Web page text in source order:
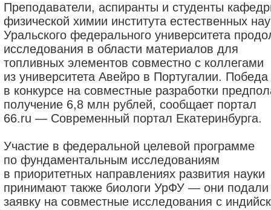
Преподаватели, аспиранты и студенты
физической химии института естественных
Уральского федерального университета
исследования в области материалов для
топливных элементов совместно с коллегами
из университета Авейро в Португалии. Победа
в конкурсе на совместные разработки
получение 6,8 млн рублей, сообщает портал
66.ru — Современный портал Екатеринбурга.
Участие в федеральной целевой программе
по фундаментальным исследованиям
в приоритетных направлениях развития науки
принимают также биологи УрФУ — они подали
заявку на совместные исследования с